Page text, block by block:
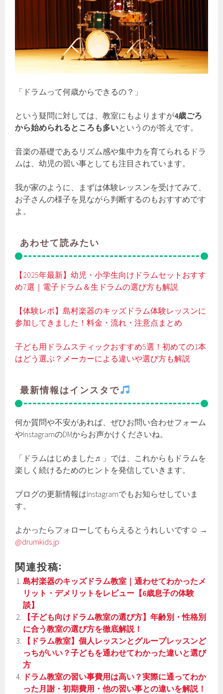
「ドラムって何歳からできるの？」
という疑問に対しては、教室にもよりますが4歳ごろ
から始められるところも多いというのが答えです。
音楽の基礎であるリズム感や集中力を育てられるドラ
ムは、幼児の習い事としても注目されています。
我が家のように、まずは体験レッスンを受けてみて、
お子さんの様子を見ながら判断するのもおすすめです
よ。
あわせて読みたい
【2025年最新】幼児・小学生向けドラムセットおすす
め7選｜電子ドラム＆生ドラムの選び方も解説
【体験レポ】島村楽器のキッズドラム体験レッスンに
参加してきました！料金・流れ・注意点まとめ
子ども用ドラムスティックおすすめ5選！初めての1本
はどう選ぶ？メーカーによる違いや選び方も解説
最新情報はインスタで
何か質問や不安があれば、ぜひお問い合わせフォーム
やInstagramのDMからお声かけくださいね。
「ドラムはじめました♬」では、これからもドラムを
楽しく続けるためのヒントを発信していきます。
ブログの更新情報はInstagramでもお知らせしていま
す。
よかったらフォローしてもらえるとうれしいです☺ →
@drumkids.jp
関連投稿:
島村楽器のキッズドラム教室｜通わせてわかったメ
リット・デメリットをレビュー【6歳息子の体験
談】
【子ども向けドラム教室の選び方】年齢別・性格別
に合う教室の選び方を徹底解説！
【ドラム教室】個人レッスンとグループレッスンど
っちがいい？子どもを通わせてわかった違いと選び
方
ドラム教室の習い事費用は高い？実際に通ってわか
った月謝・初期費用・他の習い事との違いを解説！